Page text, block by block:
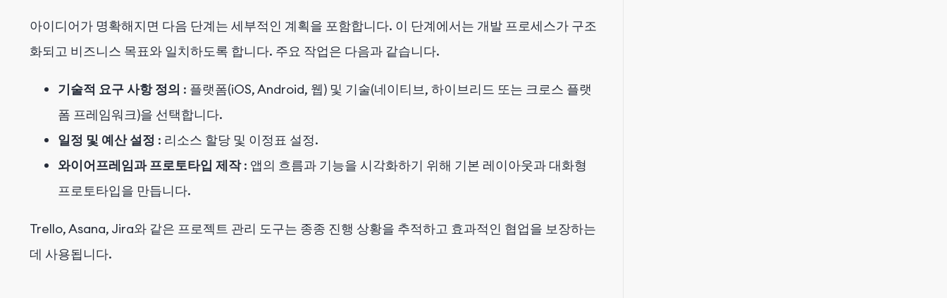
아이디어가 명확해지면 다음 단계는 세부적인 계획을 포함합니다. 이 단계에서는 개발 프로세스가 구조
화되고 비즈니스 목표와 일치하도록 합니다. 주요 작업은 다음과 같습니다.
기술적 요구 사항 정의 : 플랫폼(iOS, Android, 웹) 및 기술(네이티브, 하이브리드 또는 크로스 플랫
폼 프레임워크)을 선택합니다.
일정 및 예산 설정 : 리소스 할당 및 이정표 설정.
와이어프레임과 프로토타입 제작 : 앱의 흐름과 기능을 시각화하기 위해 기본 레이아웃과 대화형
프로토타입을 만듭니다.
Trello, Asana, Jira와 같은 프로젝트 관리 도구는 종종 진행 상황을 추적하고 효과적인 협업을 보장하는
데 사용됩니다.